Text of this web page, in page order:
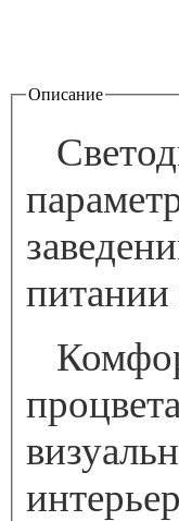
Описание
питании